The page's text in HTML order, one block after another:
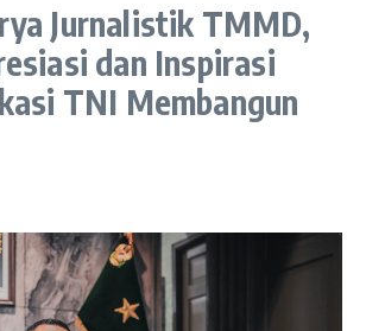
Jurnalistik TMMD,
dan Inspirasi
TNI Membangun